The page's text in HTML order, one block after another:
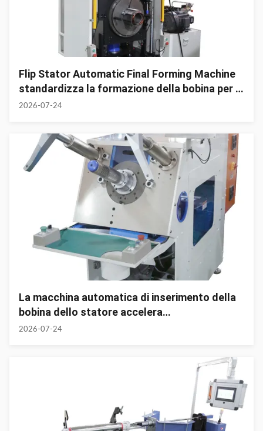
Flip Stator Automatic Final Forming Machine
standardizza la formazione della bobina per la
produzione di motori di alta qualità
2026-07-24
La macchina automatica di inserimento della
bobina dello statore accelera
l'aggiornamento intelligente della produzione
2026-07-24